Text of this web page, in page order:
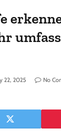
22, 2025
No